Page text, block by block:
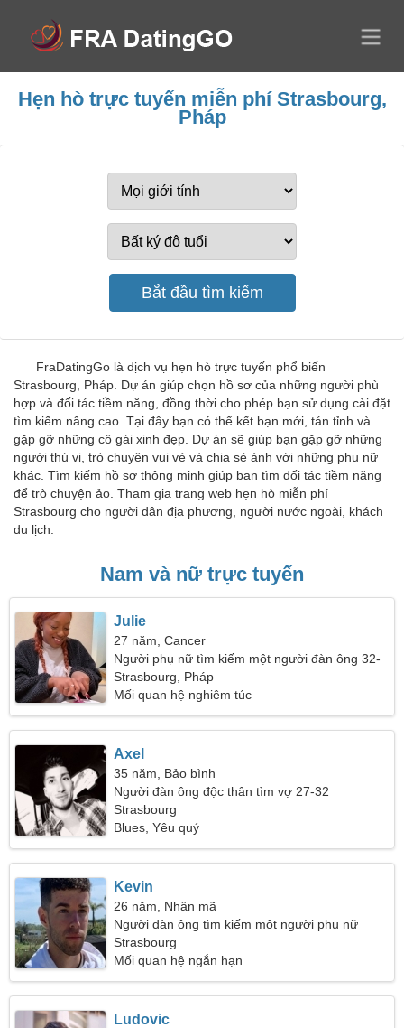
Hẹn hò trực tuyến miễn phí Strasbourg,
Pháp
FraDatingGo là dịch vụ hẹn hò trực tuyến phổ biến
Strasbourg, Pháp. Dự án giúp chọn hồ sơ của những người phù
hợp và đối tác tiềm năng, đồng thời cho phép bạn sử dụng cài đặt
tìm kiếm nâng cao. Tại đây bạn có thể kết bạn mới, tán tỉnh và
gặp gỡ những cô gái xinh đẹp. Dự án sẽ giúp bạn gặp gỡ những
người thú vị, trò chuyện vui vẻ và chia sẻ ảnh với những phụ nữ
khác. Tìm kiếm hồ sơ thông minh giúp bạn tìm đối tác tiềm năng
để trò chuyện ảo. Tham gia trang web hẹn hò miễn phí
Strasbourg cho người dân địa phương, người nước ngoài, khách
du lịch.
Nam và nữ trực tuyến
Julie
27 năm, Cancer
Người phụ nữ tìm kiếm một người đàn ông 32-
35
Strasbourg, Pháp
Mối quan hệ nghiêm túc
Axel
35 năm, Bảo bình
Người đàn ông độc thân tìm vợ 27-32
Strasbourg
Blues, Yêu quý
Kevin
26 năm, Nhân mã
Người đàn ông tìm kiếm một người phụ nữ
Strasbourg
Mối quan hệ ngắn hạn
Ludovic